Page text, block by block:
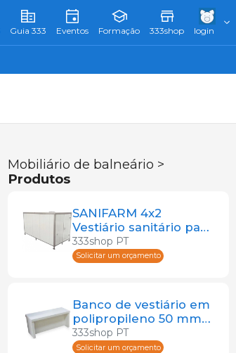
Guia 333 Eventos Formação 333shop login
Mobiliário de balneário >
Produtos
SANIFARM 4x2
Vestiário sanitário para
animais de fazenda
333shop PT
Solicitar um orçamento
Banco de vestiário em
polipropileno 50 mm -
100x40x46 cm
333shop PT
Solicitar um orçamento